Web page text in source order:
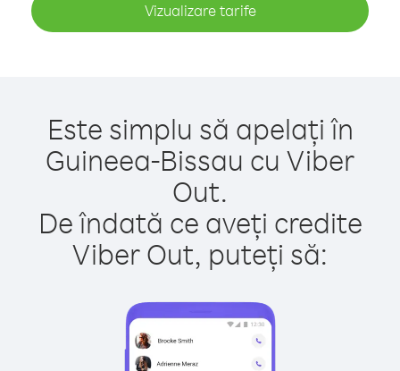
Vizualizare tarife
Este simplu să apelați în
Guineea-Bissau cu Viber
Out.
De îndată ce aveți credite
Viber Out, puteți să: